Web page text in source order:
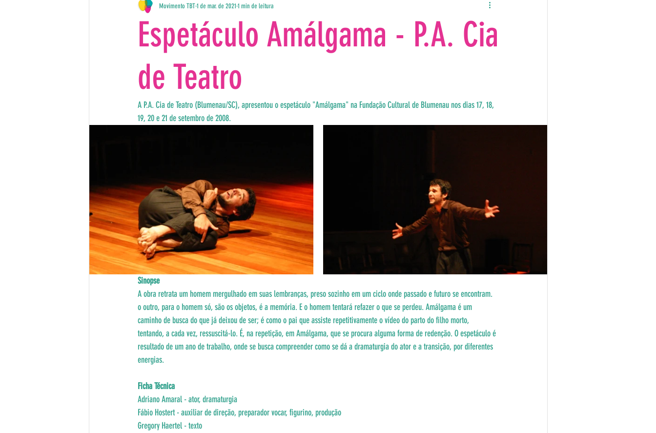
2011 2012 2013 2014
Espetáculo Amálgama - P.A. Cia
de Teatro
Movimento TBT1 de mar. de 2021 1 min de leitura
A P.A. Cia de Teatro (Blumenau/SC), apresentou o espetáculo "Amálgama" na Fundação Cultural de Blumenau nos dias 17, 18,
19, 20 e 21 de setembro de 2008.
Sinopse
A obra retrata um homem mergulhado em suas lembranças, preso sozinho em um ciclo onde passado e futuro se encontram.
o outro, para o homem só, são os objetos, é a memória. E o homem tentará refazer o que se perdeu. Amálgama é um
caminho de busca do que já deixou de ser; é como o pai que assiste repetitivamente o vídeo do parto do filho morto,
tentando, a cada vez, ressuscitá-lo. É, na repetição, em Amálgama, que se procura alguma forma de redenção. O espetáculo é
resultado de um ano de trabalho, onde se busca compreender como se dá a dramaturgia do ator e a transição, por diferentes
energias.
Ficha Técnica
Adriano Amaral - ator, dramaturgia
Fábio Hostert - auxiliar de direção, preparador vocar, figurino, produção
Gregory Haertel - texto